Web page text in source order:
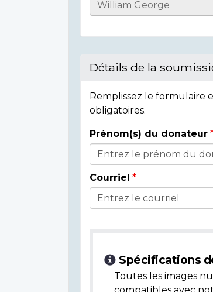
Informations
l'individu
Détails de la
Remplissez le formulaire
obligatoires.
Détails
du
donateur
Prénom(s) du donateur
Courriel
Spécifications
Toutes les images